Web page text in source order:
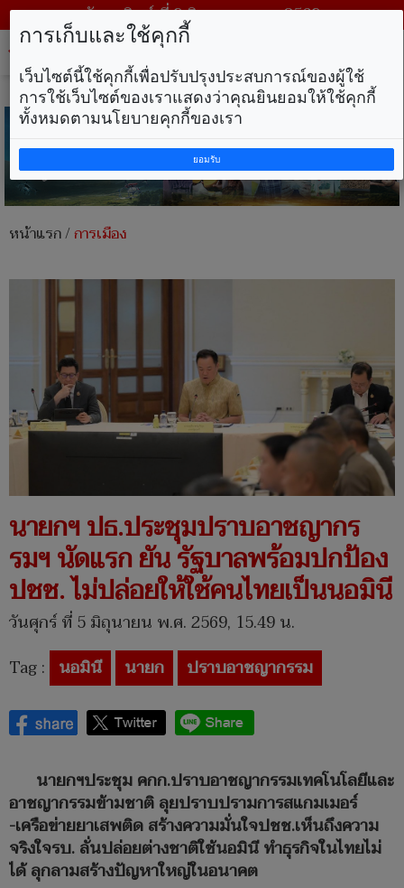
วันอาทิตย์ ที่ 9 สิงหาคม พ.ศ. 2569
หน้าแรก/การเมือง
นายกฯ ปธ.ประชุมปราบอาชญากร
รมฯ นัดแรก ยัน รัฐบาลพร้อมปกป้อง
ปชช. ไม่ปล่อยให้ใช้คนไทยเป็นนอมินี
วันศุกร์ ที่ 5 มิถุนายน พ.ศ. 2569, 15.49 น.
Tag : นอมินี นายก ปราบอาชญากรรม
นายกฯประชุม คกก.ปราบอาชญากรรมเทคโนโลยีและ
อาชญากรรมข้ามชาติ ลุยปราบปรามการสแกมเมอร์
-เครือข่ายยาเสพติด สร้างความมั่นใจปชช.เห็นถึงความ
จริงใจรบ. ลั่นปล่อยต่างชาติใช้นอมินี ทำธุรกิจในไทยไม่
ได้ ลุกลามสร้างปัญหาใหญ่ในอนาคต
การเก็บและใช้คุกกี้
เว็บไซต์นี้ใช้คุกกี้เพื่อปรับปรุงประสบการณ์ของผู้ใช้
การใช้เว็บไซต์ของเราแสดงว่าคุณยินยอมให้ใช้คุกกี้
ทั้งหมดตามนโยบายคุกกี้ของเรา
ยอมรับ